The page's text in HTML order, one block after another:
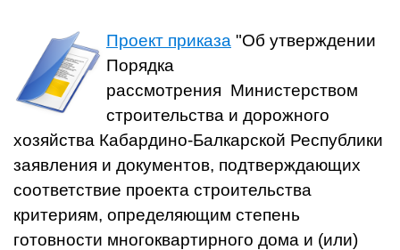
Проект приказа "Об утверждении
Порядка
рассмотрения Министерством
строительства и дорожного
хозяйства Кабардино-Балкарской Республики
заявления и документов, подтверждающих
соответствие проекта строительства
критериям, определяющим степень
готовности многоквартирного дома и (или)